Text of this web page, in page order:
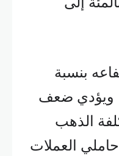
بنسبة
ويؤدي ضعف
الذهب
العملات